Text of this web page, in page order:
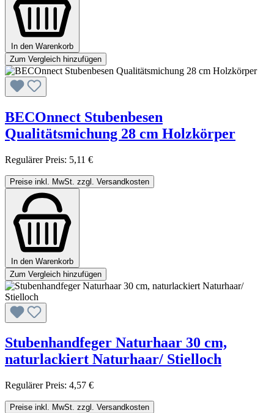
In den Warenkorb
Zum Vergleich hinzufügen
BECOnnect Stubenbesen
Qualitätsmichung 28 cm Holzkörper
Regulärer Preis: 5,11 €
Preise inkl. MwSt. zzgl. Versandkosten
In den Warenkorb
Zum Vergleich hinzufügen
Stubenhandfeger Naturhaar 30 cm,
naturlackiert Naturhaar/ Stielloch
Regulärer Preis: 4,57 €
Preise inkl. MwSt. zzgl. Versandkosten